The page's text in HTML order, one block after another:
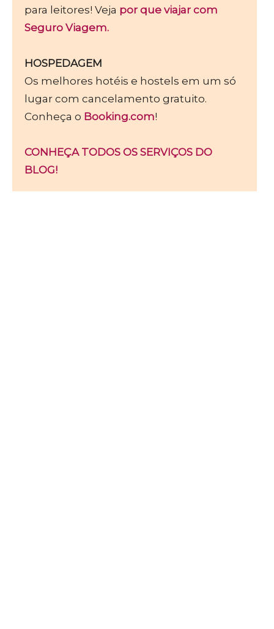
para leitores! Veja por que viajar com
Seguro Viagem.
HOSPEDAGEM
Os melhores hotéis e hostels em um só
lugar com cancelamento gratuito.
Conheça o Booking.com!
CONHEÇA TODOS OS SERVIÇOS DO
BLOG!